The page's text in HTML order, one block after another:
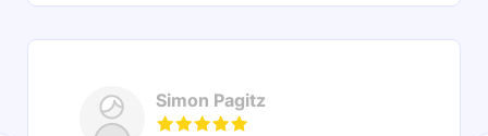
Simon Pagitz